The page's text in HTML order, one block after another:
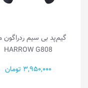
گیم‌پد بی سیم
HARROW G808
3,950,000 تومان